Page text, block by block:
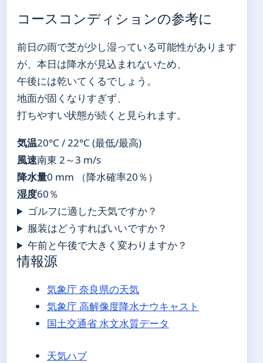
コースコンディションの参考に
前日の雨で芝が少し湿っている可能性があります
が、本日は降水が見込まれないため、
午後には乾いてくるでしょう。
地面が固くなりすぎず、
打ちやすい状態が続くと見られます。
気温20°C / 22°C (最低/最高)
風速南東 2～3 m/s
降水量0 mm （降水確率20％）
湿度60％
ゴルフに適した天気ですか？
服装はどうすればいいですか？
午前と午後で大きく変わりますか？
情報源
気象庁 奈良県の天気
気象庁 高解像度降水ナウキャスト
国土交通省 水文水質データ
天気ハブ